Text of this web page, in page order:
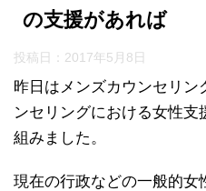
の支援があれば
投稿日： 2017年5月8日
昨日はメンズカウンセリン
ンセリングにおける女性
組みました。
現在の行政などの一般的女